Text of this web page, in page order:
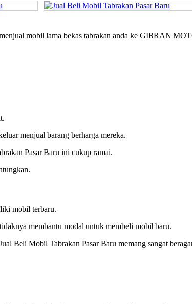
mobil lama bekas tabrakan anda ke GIBRAN
menjual barang berharga mereka.
Pasar Baru ini cukup ramai.
mobil terbaru.
membantu modal untuk membeli mobil baru.
Beli Mobil Tabrakan Pasar Baru memang sangat